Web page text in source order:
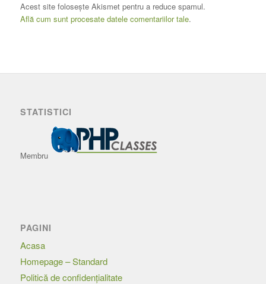
Acest site folosește Akismet pentru a reduce spamul.
Află cum sunt procesate datele comentariilor tale.
STATISTICI
Membru
PAGINI
Acasa
Homepage – Standard
Politică de confidențialitate